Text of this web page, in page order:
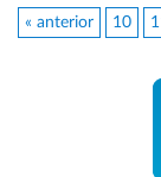
« anterior 10